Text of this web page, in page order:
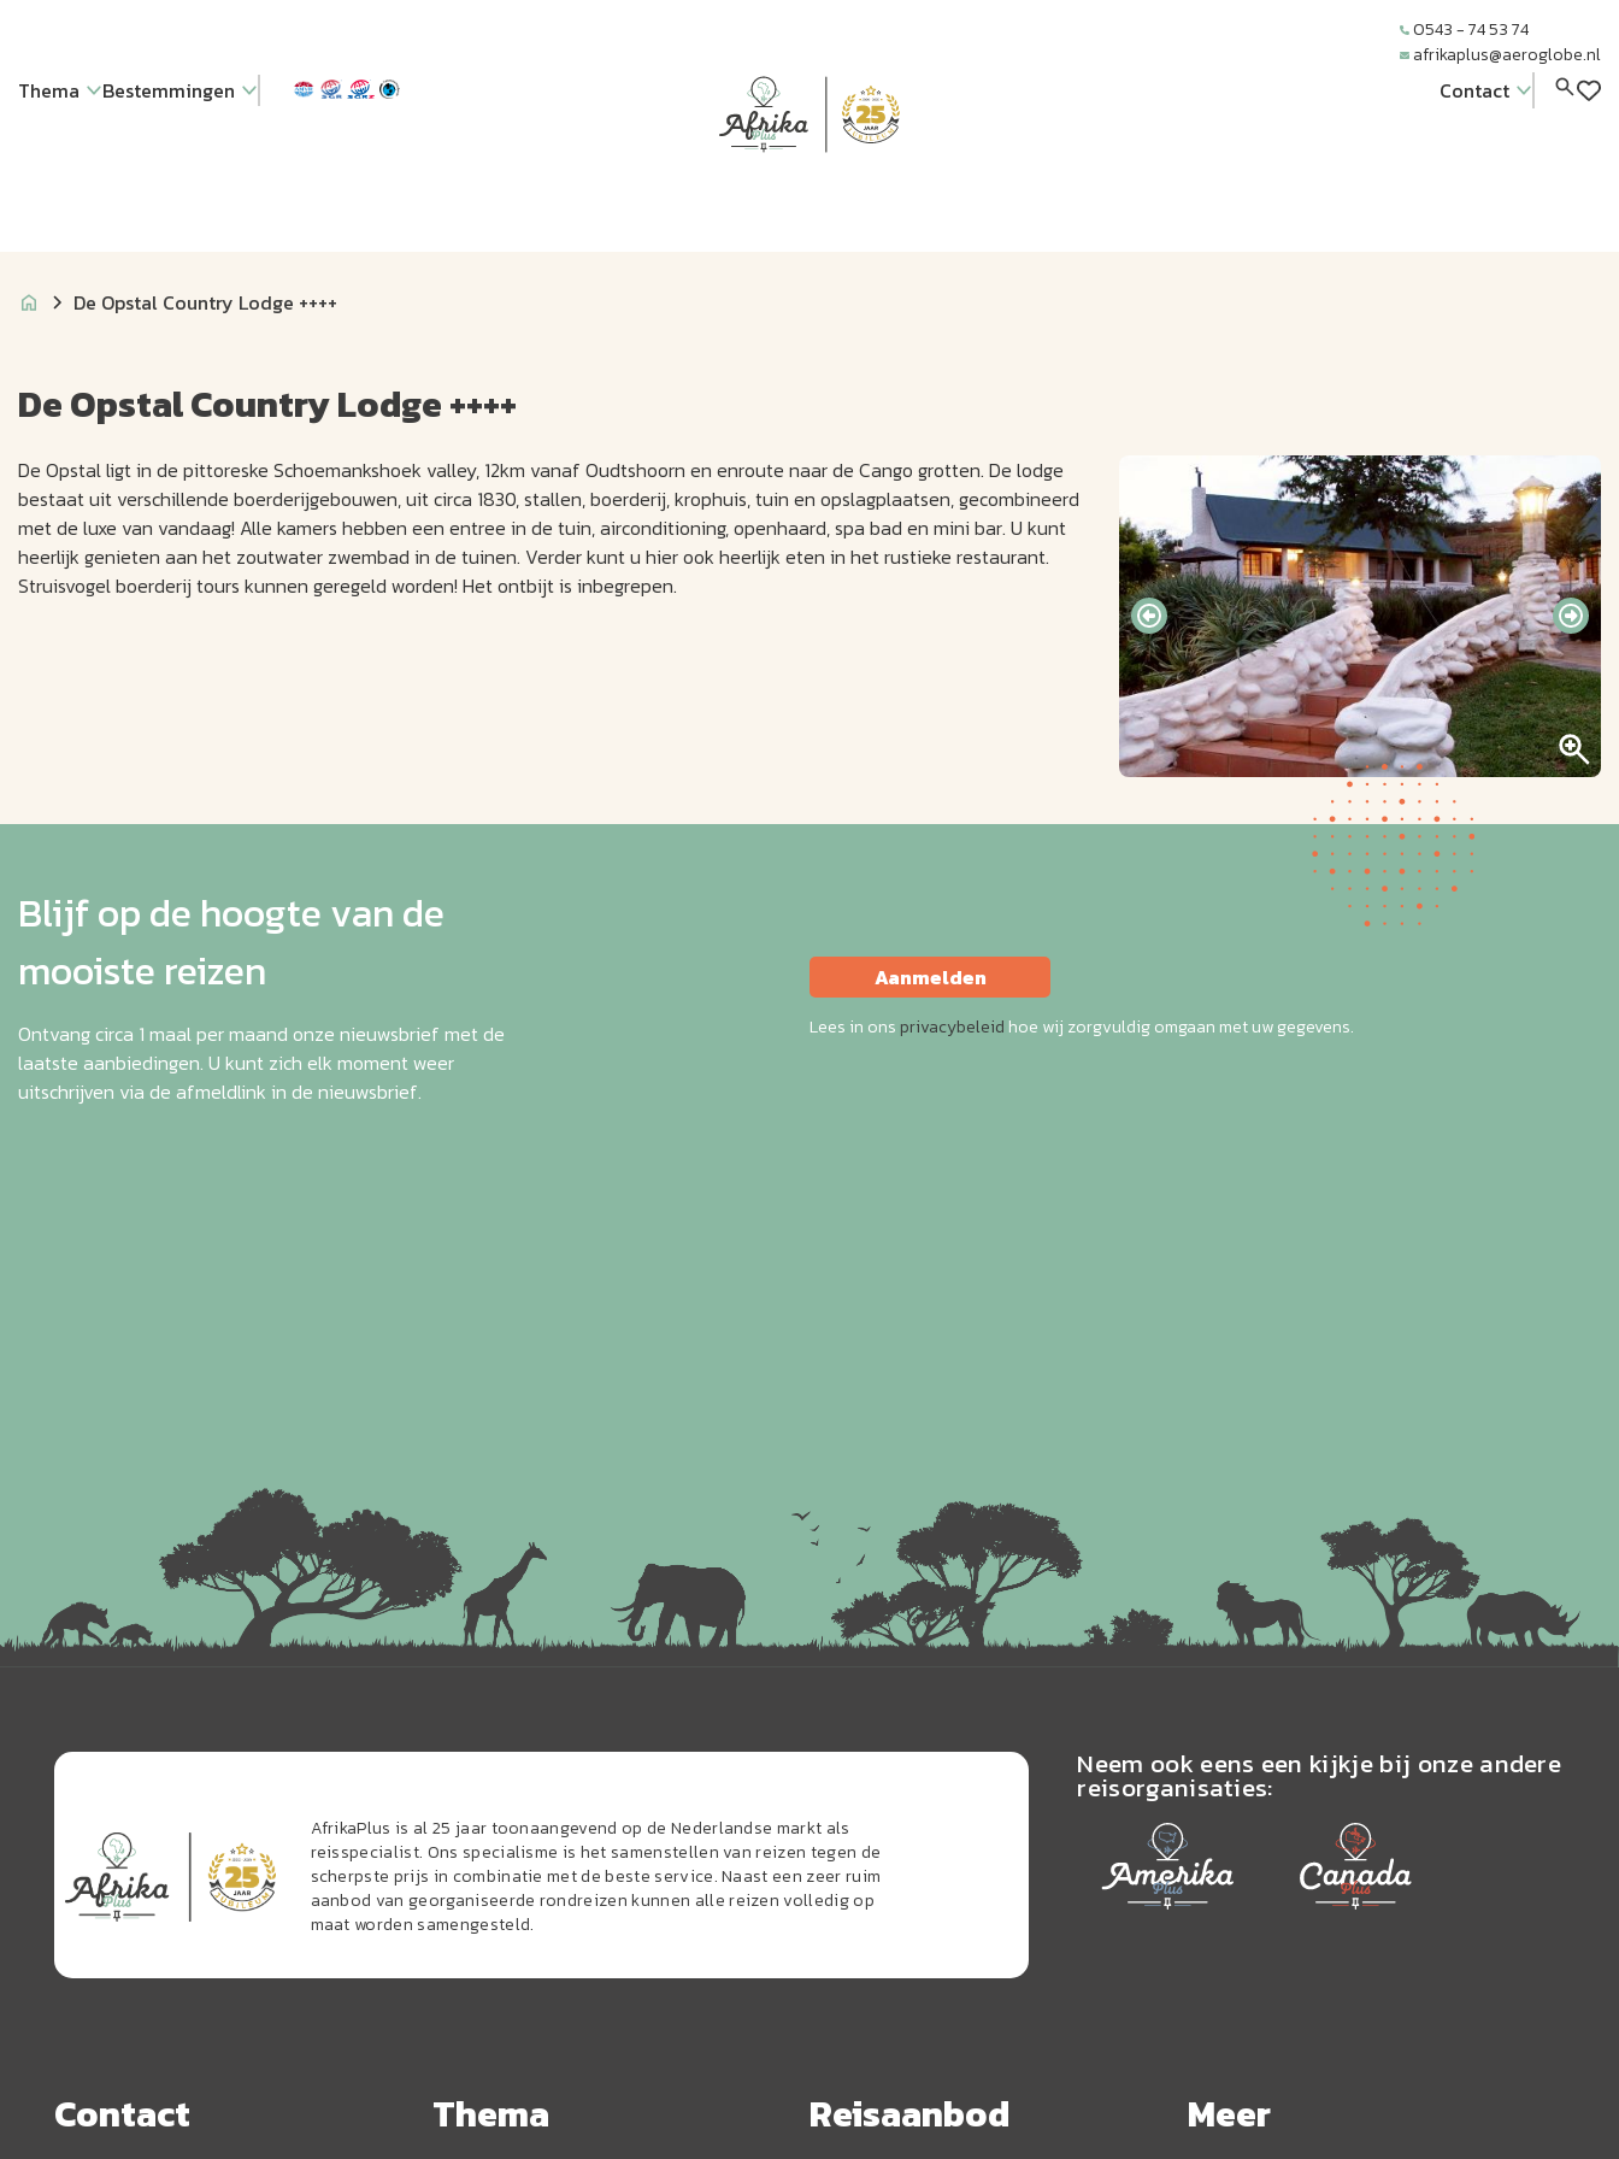
Thema Bestemmingen
JUBIL EUM
0543 - 74 53 74
afrikaplus@aeroglobe.nl
Contact
De Opstal Country Lodge ++++
De Opstal Country Lodge ++++
De Opstal ligt in de pittoreske Schoemankshoek valley, 12km vanaf Oudtshoorn en enroute naar de Cango grotten. De lodge
bestaat uit verschillende boerderijgebouwen, uit circa 1830, stallen, boerderij, krophuis, tuin en opslagplaatsen, gecombineerd
met de luxe van vandaag! Alle kamers hebben een entree in de tuin, airconditioning, openhaard, spa bad en mini bar. U kunt
heerlijk genieten aan het zoutwater zwembad in de tuinen. Verder kunt u hier ook heerlijk eten in het rustieke restaurant.
Struisvogel boerderij tours kunnen geregeld worden! Het ontbijt is inbegrepen.
Blijf op de hoogte van de
mooiste reizen
Ontvang circa 1 maal per maand onze nieuwsbrief met de
laatste aanbiedingen. U kunt zich elk moment weer
uitschrijven via de afmeldlink in de nieuwsbrief.
Aanmelden
Lees in ons privacybeleid hoe wij zorgvuldig omgaan met uw gegevens.
AfrikaPlus is al 25 jaar toonaangevend op de Nederlandse markt als
reisspecialist. Ons specialisme is het samenstellen van reizen tegen de
scherpste prijs in combinatie met de beste service. Naast een zeer ruim
aanbod van georganiseerde rondreizen kunnen alle reizen volledig op
maat worden samengesteld.
Neem ook eens een kijkje bij onze andere
reisorganisaties:
Contact Thema Reisaanbod Meer